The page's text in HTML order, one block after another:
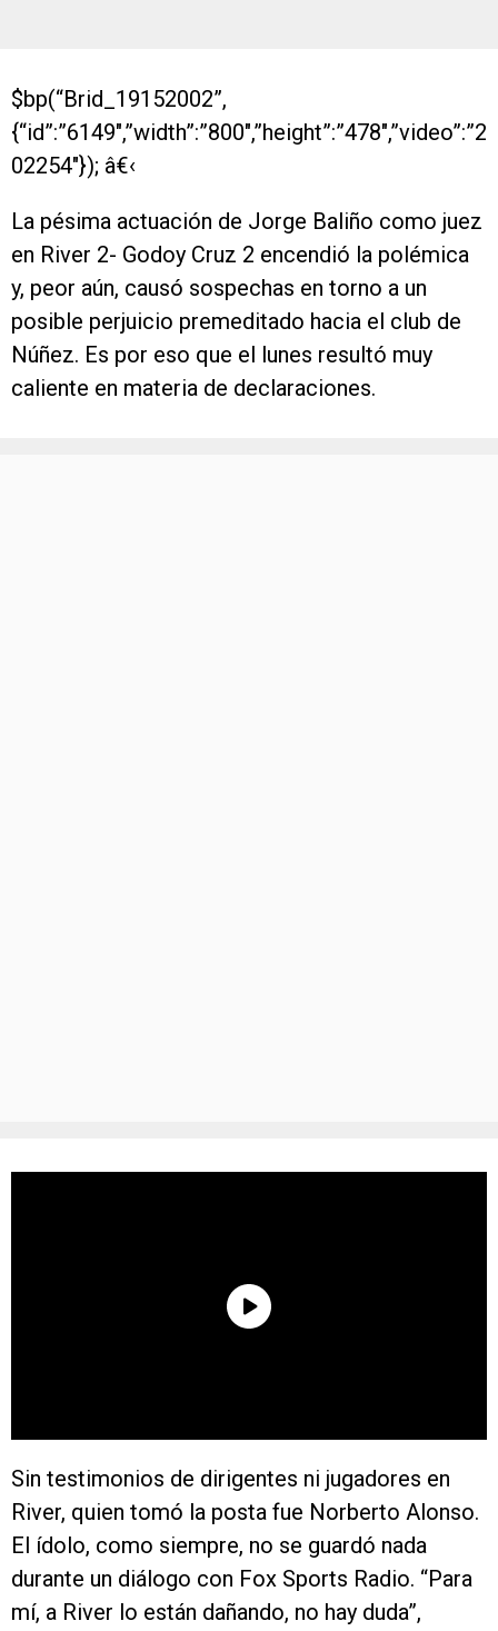
$bp(“Brid_19152002”,
{“id”:”6149″,”width”:”800″,”height”:”478″,”video”:”2
02254″}); â€‹
La pésima actuación de Jorge Baliño como juez
en River 2- Godoy Cruz 2 encendió la polémica
y, peor aún, causó sospechas en torno a un
posible perjuicio premeditado hacia el club de
Núñez. Es por eso que el lunes resultó muy
caliente en materia de declaraciones.
Sin testimonios de dirigentes ni jugadores en
River, quien tomó la posta fue Norberto Alonso.
El ídolo, como siempre, no se guardó nada
durante un diálogo con Fox Sports Radio. “Para
mí, a River lo están dañando, no hay duda”,